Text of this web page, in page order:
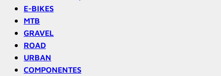
E-BIKES
MTB
GRAVEL
ROAD
URBAN
COMPONENTES